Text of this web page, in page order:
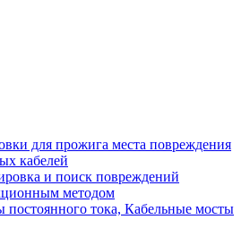
для прожига места повреждения
кабелей
и поиск повреждений
методом
постоянного тока, Кабельные мосты